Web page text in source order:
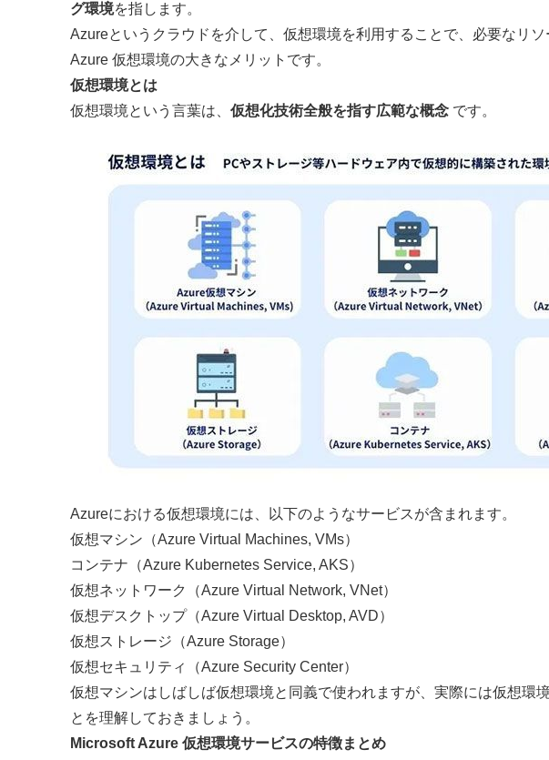
グ環境を指します。
Azureというクラウドを介して、仮想環境を利用することで、必要なリ
Azure 仮想環境の大きなメリットです。
仮想環境とは
仮想環境という言葉は、 仮想化技術全般を指す広範な概念 です。
Azureにおける仮想環境には、以下のようなサービスが含まれます。
仮想マシン（Azure Virtual Machines, VMs）
コンテナ（Azure Kubernetes Service, AKS）
仮想ネットワーク（Azure Virtual Network, VNet）
仮想デスクトップ（Azure Virtual Desktop, AVD）
仮想ストレージ（Azure Storage）
仮想セキュリティ（Azure Security Center）
仮想マシンはしばしば仮想環境と同義で使われますが、実際には仮想環
とを理解しておきましょう。
Microsoft Azure 仮想環境サービスの特徴まとめ